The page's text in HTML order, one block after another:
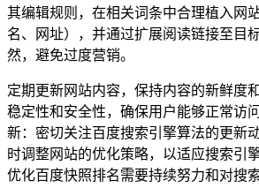
其编辑规则，在相关词条中合理植入网
名、网址），并通过扩展阅读链接至目
然，避免过度营销。
定期更新网站内容，保持内容的新鲜度
稳定性和安全性，确保用户能够正常访
新：密切关注百度搜索引擎算法的更新
时调整网站的优化策略，以适应搜索引
优化百度快照排名需要持续努力和对搜